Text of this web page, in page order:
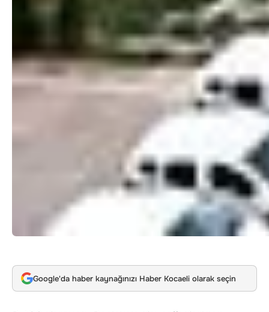
Google'da haber kaynağınızı Haber Kocaeli olarak seçin